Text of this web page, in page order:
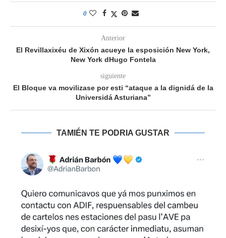
0
Anterior
El Revillaxixéu de Xixón acueye la esposición New York,
New York dHugo Fontela
siguiente
El Bloque va movilizase por esti “ataque a la dignidá de la
Universidá Asturiana”
TAMIÉN TE PODRIA GUSTAR